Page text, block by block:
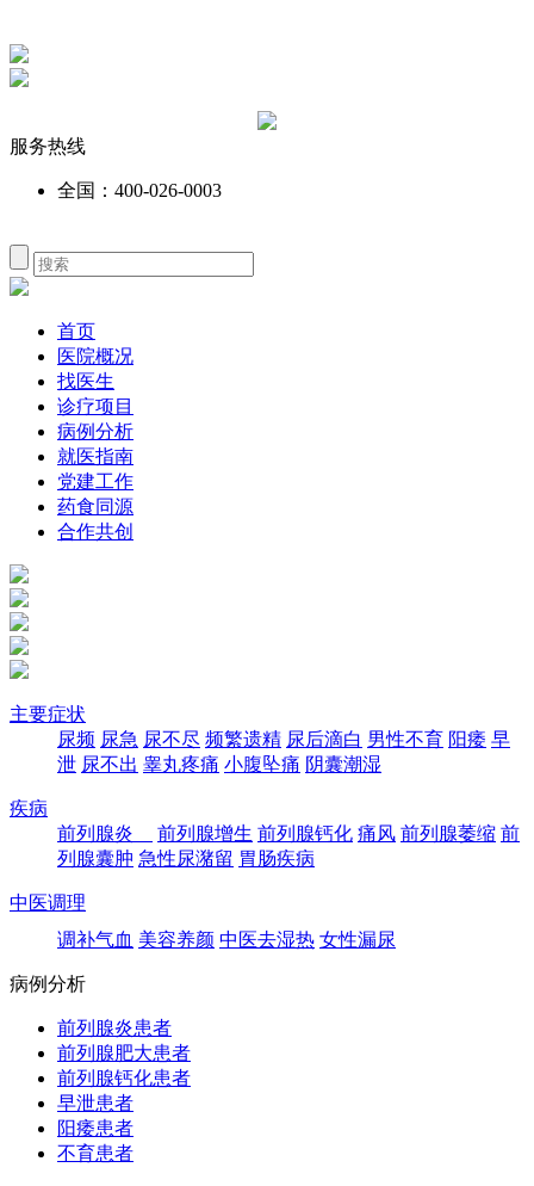
服务热线
全国：400-026-0003
首页
医院概况
找医生
诊疗项目
病例分析
就医指南
党建工作
药食同源
合作共创
主要症状
尿频 尿急 尿不尽 频繁遗精 尿后滴白 男性不育 阳痿 早
泄 尿不出 睾丸疼痛 小腹坠痛 阴囊潮湿
疾病
前列腺炎
前列腺增生 前列腺钙化 痛风 前列腺萎缩 前
列腺囊肿 急性尿潴留 胃肠疾病
中医调理
调补气血 美容养颜 中医去湿热 女性漏尿
病例分析
前列腺炎患者
前列腺肥大患者
前列腺钙化患者
早泄患者
阳痿患者
不育患者